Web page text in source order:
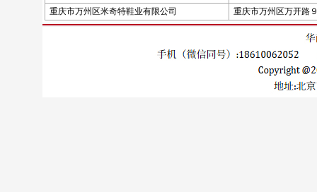
重庆市万州区米奇特鞋业有限公司
重庆市万州区万开路